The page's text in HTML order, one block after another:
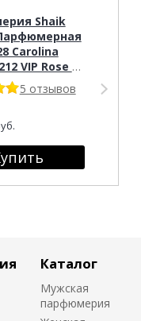
Shaik
Carolina
VIP Rose 50
5 отзывов
Каталог
Мужская
парфюмерия